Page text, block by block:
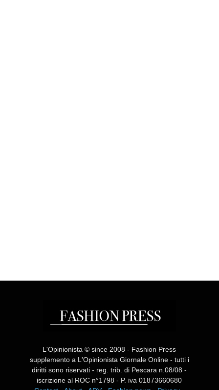
L'Opinionista © since 2008 - Fashion Press
supplemento a L'Opinionista Giornale Online - tutti i
diritti sono riservati - reg. trib. di Pescara n.08/08 -
iscrizione al ROC n°1798 - P. iva 01873660680